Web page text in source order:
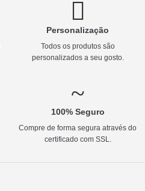
Personalização
Todos os produtos são
personalizados a seu gosto.
100% Seguro
Compre de forma segura através do
certificado com SSL.